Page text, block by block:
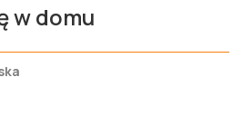
w domu